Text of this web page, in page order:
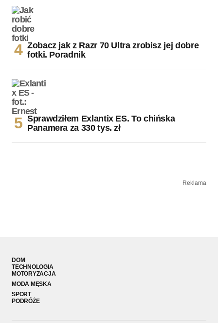
Zobacz jak z Razr 70 Ultra zrobisz jej dobre
fotki. Poradnik
Sprawdziłem Exlantix ES. To chińska
Panamera za 330 tys. zł
Reklama
DOM
TECHNOLOGIA
MOTORYZACJA
MODA MĘSKA
SPORT
PODRÓŻE